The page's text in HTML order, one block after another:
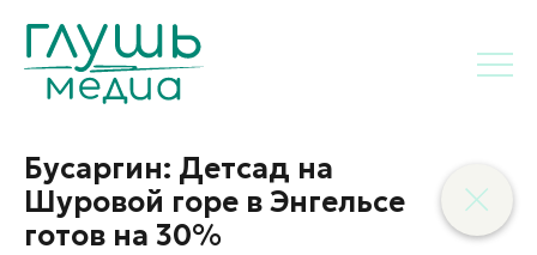
Бусаргин: Детсад на
Шуровой горе в Энгельсе
готов на 30%